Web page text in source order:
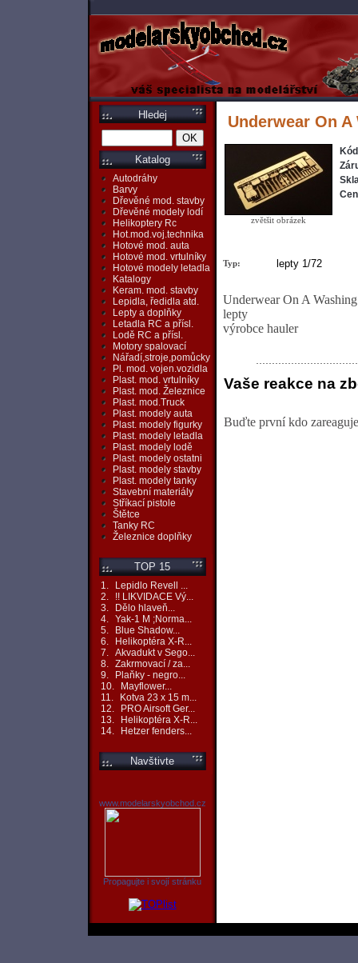
Hledej
Katalog
Autodráhy
Barvy
Dřevěné mod. stavby
Dřevěné modely lodí
Helikoptery Rc
Hot.mod.voj.technika
Hotové mod. auta
Hotové mod. vrtulníky
Hotové modely letadla
Katalogy
Keram. mod. stavby
Lepidla, ředidla atd.
Lepty a doplňky
Letadla RC a přísl.
Lodě RC a přísl.
Motory spalovací
Nářadí,stroje,pomůcky
Pl. mod. vojen.vozidla
Plast. mod. vrtulníky
Plast. mod. Železnice
Plast. mod.Truck
Plast. modely auta
Plast. modely figurky
Plast. modely letadla
Plast. modely lodě
Plast. modely ostatni
Plast. modely stavby
Plast. modely tanky
Stavební materiály
Stříkací pistole
Štětce
Tanky RC
Železnice doplňky
TOP 15
1.
Lepidlo Revell ...
2.
!! LIKVIDACE Vý...
3.
Dělo hlaveň...
4. Yak-1 M ;Norma...
5.
Blue Shadow...
6.
Helikoptéra X-R...
7. Akvadukt v Sego...
8. Zakrmovací / za...
9.
Plaňky - negro...
10.
Mayflower...
11.
Kotva 23 x 15 m...
12.
PRO Airsoft Ger...
13.
Helikoptéra X-R...
14.
Hetzer fenders...
Navštivte
www.modelarskyobchod.cz
Propagujte i svojí stránku
Underwear On
zvětšit obrázek
Typ: lepty 1/72
Underwear On A
lepty
výrobce hauler
Vaše reakce na
Buďte první kdo